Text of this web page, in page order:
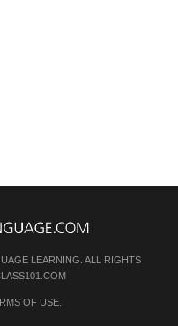
LEARNING. ALL RIGHTS
OF USE.